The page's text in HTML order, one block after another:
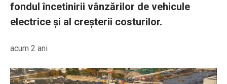
fondul încetinirii vânzărilor de vehicule
electrice și al creșterii costurilor.
acum 2 ani